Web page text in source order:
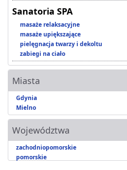
Sanatoria SPA
masaże relaksacyjne
masaże upiększające
pielęgnacja twarzy i dekoltu
zabiegi na ciało
Miasta
Gdynia
Mielno
Województwa
zachodniopomorskie
pomorskie